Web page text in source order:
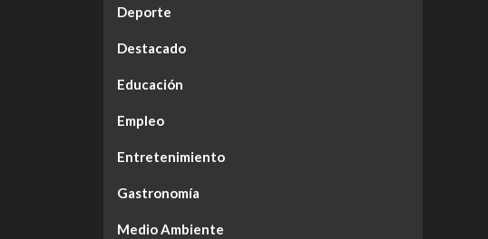
Deporte
Destacado
Educación
Empleo
Entretenimiento
Gastronomía
Medio Ambiente